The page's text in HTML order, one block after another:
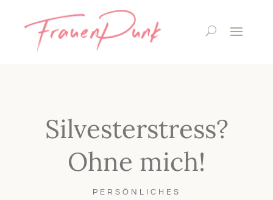
Silvesterstress?
Ohne mich!
PERSÖNLICHES